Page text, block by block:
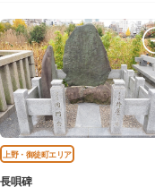
上野・御徒町エリア
長唄碑